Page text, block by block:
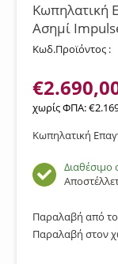
Κωπηλατική
Ασημί
Κωδ.Προϊόντος :
€
χωρίς ΦΠΑ:€
Κωπηλατική
Διαθέσιμο
Παραλαβή από
Παραλαβή στον